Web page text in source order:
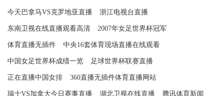
今天巴拿马VS克罗地亚直播 浙江电视台直播
东南卫视在线直播观看高清 2007年女足世界杯冠军
体育直播无插件 中央16套体育现场直播在线观看
中国女足世界杯成绩一览 足球世界杯联赛直播
正在直播中国女排 360直播无插件体育直播网站
瑞士VS加拿大今日赛事直播 湖北卫视在线直播 腾讯体育新闻